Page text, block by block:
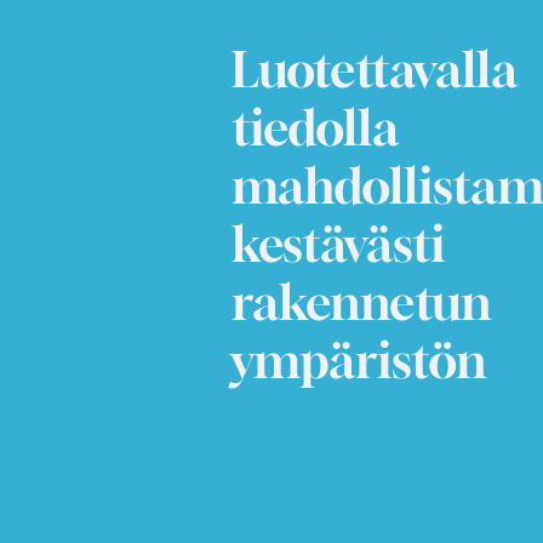
Luotettavalla
tiedolla
kestävästi
rakennetun
ympäristön